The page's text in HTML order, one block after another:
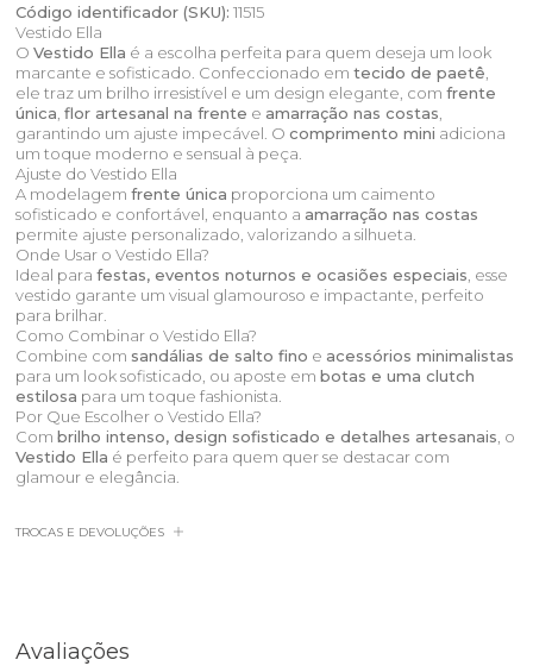
Código identificador (SKU): 11515
Vestido Ella
OVestido Ella é a escolha perfeita para quem deseja um look
marcante e sofisticado. Confeccionado emtecido de paetê
ele traz um brilho irresistível e um design elegante, comfrente
única ,flor artesanal na frente e amarração nas costas
garantindo um ajuste impecável. Ocomprimento mini adiciona
um toque moderno e sensual à peça.
Ajuste do Vestido Ella
A modelagemfrente única proporciona um caimento
sofisticado e confortável, enquanto a amarração nas costas
permite ajuste personalizado, valorizando a silhueta.
Onde Usar o Vestido Ella?
Ideal parafestas, eventos noturnos e ocasiões especiais , esse
vestido garante um visual glamouroso e impactante, perfeito
para brilhar.
Como Combinar o Vestido Ella?
Combine com sandálias de salto fino e acessórios minimalistas
para um look sofisticado, ou aposte embotas e uma clutch
estilosa para um toque fashionista.
Por Que Escolher o Vestido Ella?
Combrilho intenso, design sofisticado e detalhes artesanais , o
Vestido Ella é perfeito para quem quer se destacar com
glamour e elegância.
TROCAS E DEVOLUÇÕES
Avaliações